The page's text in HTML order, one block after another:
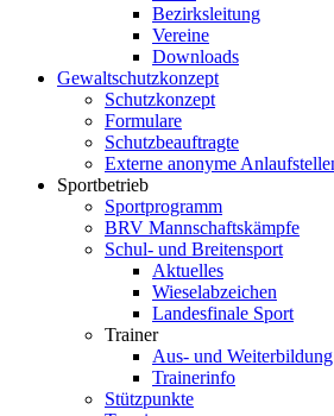
Bezirksleitung
Vereine
Downloads
Gewaltschutzkonzept
Schutzkonzept
Formulare
Schutzbeauftragte
Externe anonyme
Sportbetrieb
Sportprogramm
BRV Mannschaftskämpfe
Schul- und Breitensport
Aktuelles
Wieselabzeichen
Landesfinale Sport
Trainer
Aus- und Weiterbildung
Trainerinfo
Stützpunkte